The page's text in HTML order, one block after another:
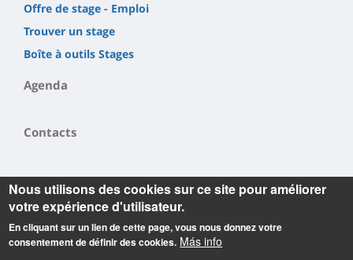
Offre de stage - Emploi
Trouver un stage
Boîte à outils Stages
Agenda
Contacts
Informations
Nous utilisons des cookies sur ce site pour améliorer
votre expérience d'utilisateur.
En cliquant sur un lien de cette page, vous nous donnez votre
consentement de définir des cookies. Más info